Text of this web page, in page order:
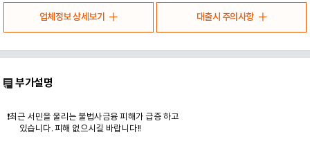
업체정보 상세보기 대출시 주의사항
부가설명
❗️최근 서민을 울리는 불법사금융 피해가 급증 하고
있습니다. 피해 없으시길 바랍니다!!